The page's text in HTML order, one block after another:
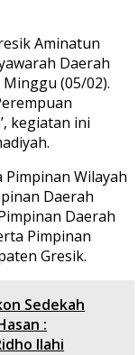
Aminatun
Daerah
(05/02).
kegiatan ini
Wilayah
Daerah
Daerah
Pimpinan
Gresik.
Sedekah
:
Ilahi